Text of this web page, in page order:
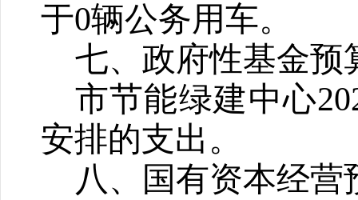
于0辆公务用车。
七、政府性基金预
市节能绿建中心
安排的支出。
八、国有资本经营